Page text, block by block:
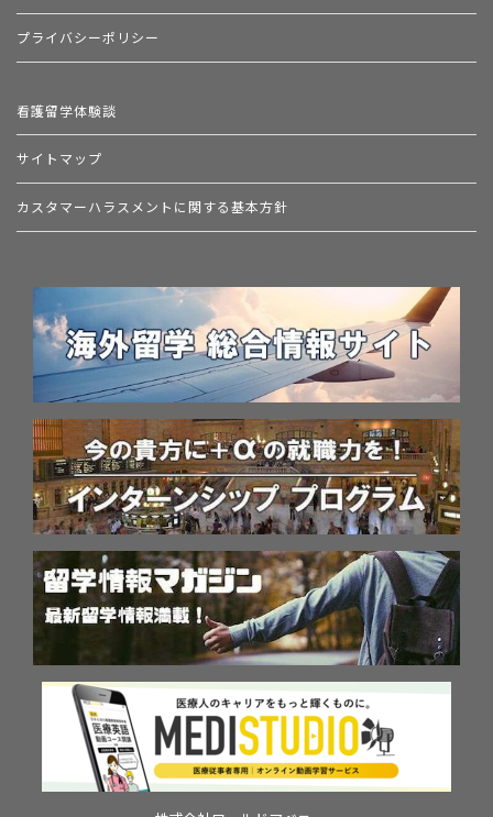
プライバシーポリシー
看護留学体験談
サイトマップ
カスタマーハラスメントに関する基本方針